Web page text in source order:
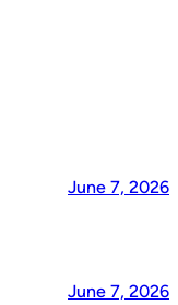
June 7, 2026
June 7, 2026